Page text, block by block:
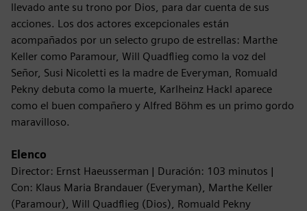
llevado ante su trono por Dios, para dar cuenta de sus
acciones. Los dos actores excepcionales están
acompañados por un selecto grupo de estrellas: Marthe
Keller como Paramour, Will Quadflieg como la voz del
Señor, Susi Nicoletti es la madre de Everyman, Romuald
Pekny debuta como la muerte, Karlheinz Hackl aparece
como el buen compañero y Alfred Böhm es un primo gordo
maravilloso.
Elenco
Director: Ernst Haeusserman | Duración: 103 minutos |
Con: Klaus Maria Brandauer (Everyman), Marthe Keller
(Paramour), Will Quadflieg (Dios), Romuald Pekny